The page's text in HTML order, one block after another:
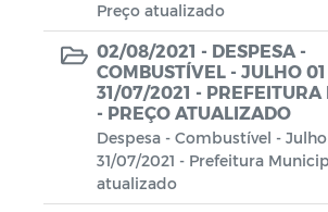
Preço atualizado
02/08/2021 - DESPESA -
COMBUSTÍVEL - JULHO
31/07/2021 - PREFEITURA
- PREÇO ATUALIZADO
Despesa - Combustível - Julho
31/07/2021 - Prefeitura
atualizado